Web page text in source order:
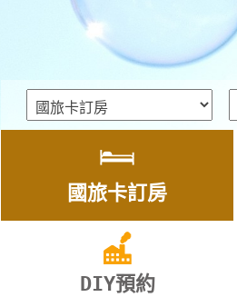
國旅卡訂房
DIY預約